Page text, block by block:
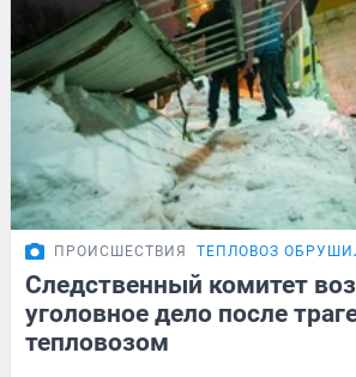
ПРОИСШЕСТВИЯ ТЕПЛОВОЗ
Следственный комитет
уголовное дело после
тепловозом